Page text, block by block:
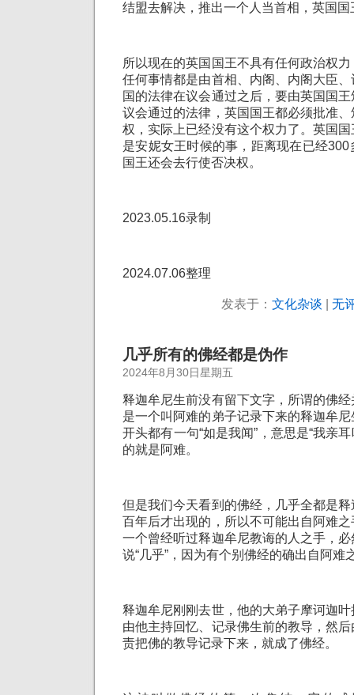
结盟去解决，推出一个人当首相，英国国
所以现在的英国国王不具有任何政治权
任何事情都是由首相、内阁、内阁大臣
国的法律在议会通过之后，要由英国国
议会通过的法律，英国国王都必须批准
权，实际上已经没有这个权力了。英国
是安妮女王时候的事，距离现在已经
国王还会去行使否决权。
2023.05.16录制
2024.07.06整理
发表于： 文化杂谈 无
几乎所有的佛经都是伪作
2024年8月30日星期五
释迦牟尼生前没有留下文字，所谓的佛
是一个叫阿难的弟子记录下来的释迦牟
开头都有一句“如是我闻”，意思是“我亲耳
的就是阿难。
但是我们今天看到的佛经，几乎全都是
百年后才出现的，所以不可能出自阿难
一个曾经听过释迦牟尼教诲的人之手，
说“几乎”，因为有个别佛经的确出自阿难
释迦牟尼刚刚去世，他的大弟子摩诃迦
由他主持回忆、记录佛生前的教导，然
责把佛的教导记录下来，就成了佛经。